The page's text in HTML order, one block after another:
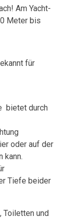
Am Yacht­
Meter bis
für
bietet durch
oder auf der
kann.
Tiefe beider
Toiletten und